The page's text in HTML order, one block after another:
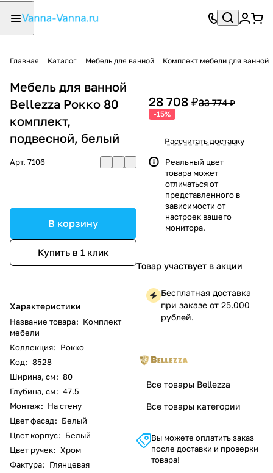
Главная Каталог Мебель для ванной Комплект мебели для ванной
Мебель для ванной
Bellezza Рокко 80
комплект,
подвесной, белый
Арт. 7106
В корзину
Купить в 1 клик
Характеристики
Название товара: Комплект
мебели
Коллекция: Рокко
Код: 8528
Ширина, см: 80
Глубина, см: 47.5
Монтаж: На стену
Цвет фасад: Белый
Цвет корпус: Белый
Цвет ручек: Хром
Фактура: Глянцевая
28 708 ₽33 774 ₽
-15%
Рассчитать доставку
Реальный цвет
товара может
отличаться от
представленного в
зависимости от
настроек вашего
монитора.
Товар участвует в акции
Бесплатная доставка
при заказе от 25.000
рублей.
Все товары Bellezza
Все товары категории
Вы можете оплатить заказ
после доставки и проверки
товара!